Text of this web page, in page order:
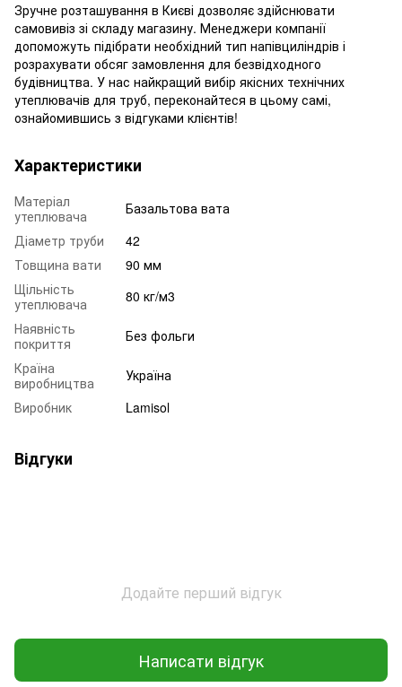
Зручне розташування в Києві дозволяє здійснювати
самовивіз зі складу магазину. Менеджери компанії
допоможуть підібрати необхідний тип напівциліндрів і
розрахувати обсяг замовлення для безвідходного
будівництва. У нас найкращий вибір якісних технічних
утеплювачів для труб, переконайтеся в цьому самі,
ознайомившись з відгуками клієнтів!
Характеристики
Матеріал
утеплювача
Базальтова вата
Діаметр труби
42
Товщина вати
90 мм
Щільність
утеплювача
80 кг/м3
Наявність
покриття
Без фольги
Країна
виробництва
Україна
Виробник
Lamisol
Відгуки
Додайте перший відгук
Написати відгук